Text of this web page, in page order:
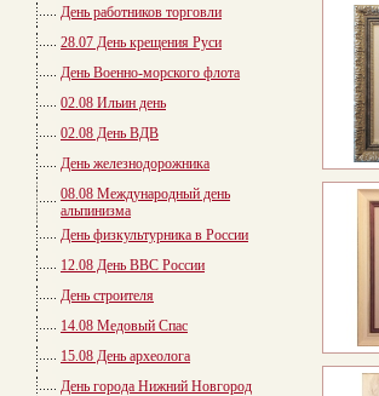
День работников торговли
28.07 День крещения Руси
День Военно-морского флота
02.08 Ильин день
02.08 День ВДВ
День железнодорожника
08.08 Международный день
альпинизма
День физкультурника в России
12.08 День ВВС России
День строителя
14.08 Медовый Спас
15.08 День археолога
День города Нижний Новгород